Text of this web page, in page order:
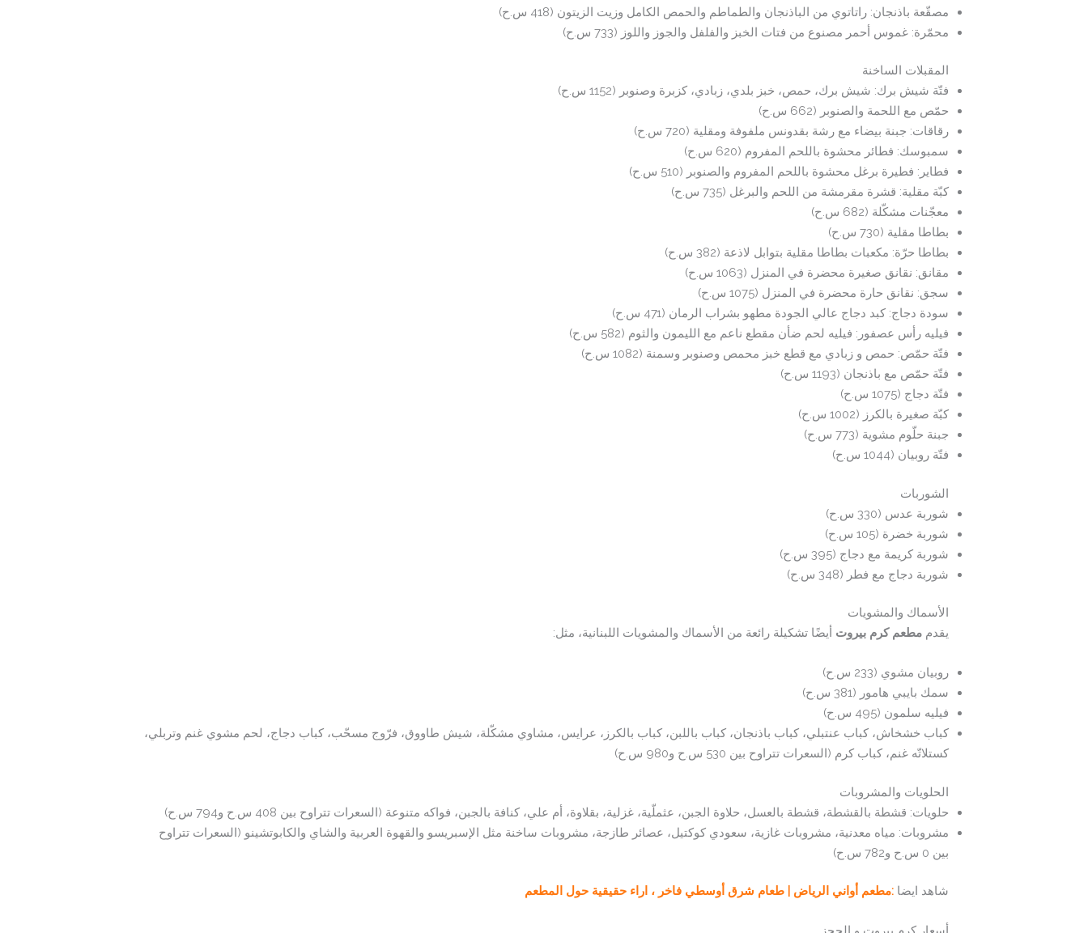
مصقّعة باذنجان: راتاتوي من الباذنجان والطماطم والحمص الكامل وزيت الزيتون (418 س.ح)
محمّرة: غموس أحمر مصنوع من فتات الخبز والفلفل والجوز واللوز (733 س.ح)
المقبلات الساخنة
فتّة شيش برك: شيش برك، حمص، خبز بلدي، زبادي، كزبرة وصنوبر (1152 س.ح)
حمّص مع اللحمة والصنوبر (662 س.ح)
رقاقات: جبنة بيضاء مع رشة بقدونس ملفوفة ومقلية (720 س.ح)
سمبوسك: فطائر محشوة باللحم المفروم (620 س.ح)
فطاير: فطيرة برغل محشوة باللحم المفروم والصنوبر (510 س.ح)
كبّة مقلية: قشرة مقرمشة من اللحم والبرغل (735 س.ح)
معجّنات مشكّلة (682 س.ح)
بطاطا مقلية (730 س.ح)
بطاطا حرّة: مكعبات بطاطا مقلية بتوابل لاذعة (382 س.ح)
مقانق: نقانق صغيرة محضرة في المنزل (1063 س.ح)
سجق: نقانق حارة محضرة في المنزل (1075 س.ح)
سودة دجاج: كبد دجاج عالي الجودة مطهو بشراب الرمان (471 س.ح)
فيليه رأس عصفور: فيليه لحم ضأن مقطع ناعم مع الليمون والثوم (582 س.ح)
فتّة حمّص: حمص و زبادي مع قطع خبز محمص وصنوبر وسمنة (1082 س.ح)
فتّة حمّص مع باذنجان (1193 س.ح)
فتّة دجاج (1075 س.ح)
كبّة صغيرة بالكرز (1002 س.ح)
جبنة حلّوم مشوية (773 س.ح)
فتّة روبيان (1044 س.ح)
الشوربات
شوربة عدس (330 س.ح)
شوربة خضرة (105 س.ح)
شوربة كريمة مع دجاج (395 س.ح)
شوربة دجاج مع فطر (348 س.ح)
الأسماك والمشويات
يقدممطعم كرم بيروت أيضًا تشكيلة رائعة من الأسماك والمشويات اللبنانية، مثل:
روبيان مشوي (233 س.ح)
سمك بايبي هامور (381 س.ح)
فيليه سلمون (495 س.ح)
كباب خشخاش، كباب عنتبلي، كباب باذنجان، كباب باللبن، كباب بالكرز، عرايس، مشاوي مشكّلة، شيش طاووق، فرّوج مسحّب، كباب دجاج، لحم مشوي غنم وتربلي،
كستلاتّه غنم، كباب كرم (السعرات تتراوح بين 530 س.ح و980 س.ح)
الحلويات والمشروبات
حلويات: قشطة بالقشطة، قشطة بالعسل، حلاوة الجبن، عثملّية، غزلية، بقلاوة، أم علي، كنافة بالجبن، فواكه متنوعة (السعرات تتراوح بين 408 س.ح و794 س.ح)
مشروبات: مياه معدنية، مشروبات غازية، سعودي كوكتيل، عصائر طازجة، مشروبات ساخنة مثل الإسبريسو والقهوة العربية والشاي والكابوتشينو (السعرات تتراوح
بين 0 س.ح و782 س.ح)
شاهد ايضا:مطعم أواني الرياض | طعام شرق أوسطي فاخر ، اراء حقيقية حول المطعم